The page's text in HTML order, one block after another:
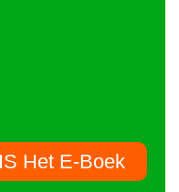
Het E-Boek